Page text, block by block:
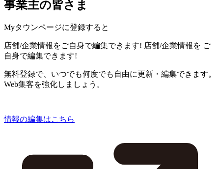
事業主の皆さま
Myタウンページに登録すると
店舗/企業情報をご自身で編集できます! 店舗/企業情報を ご
自身で編集できます!
無料登録で、いつでも何度でも自由に更新・編集できます。
Web集客を強化しましょう。
情報の編集はこちら